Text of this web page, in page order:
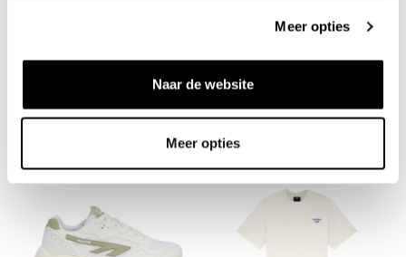
Meer opties
Naar de website
Meer opties
€60
Handball Spezial W Alumina
€110 €79